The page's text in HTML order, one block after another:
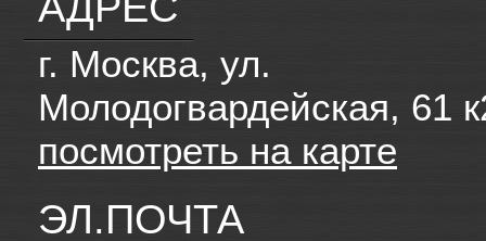
г. Москва, ул.
Молодогвардейская, 61
посмотреть на карте
ЭЛ.ПОЧТА